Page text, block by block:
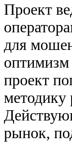
Проект
для
оптимизм
проект
методику
рынок,